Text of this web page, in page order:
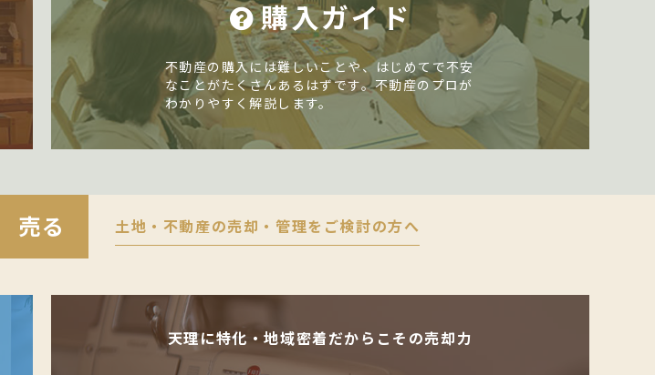
購入ガイド
不動産の購入には難しいことや、はじめてで不安
なことがたくさんあるはずです。不動産のプロが
わかりやすく解説します。
売る 土地・不動産の売却・管理をご検討の方へ
天理に特化・地域密着だからこその売却力